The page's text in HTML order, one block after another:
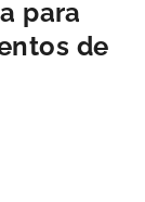
para
de